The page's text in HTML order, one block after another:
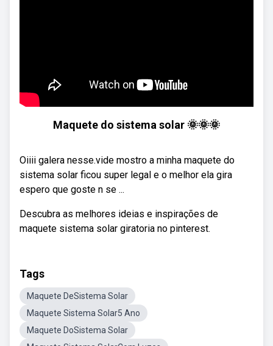
Maquete do sistema solar 🌞🌞🌞
Oiiii galera nesse.vide mostro a minha maquete do
sistema solar ficou super legal e o melhor ela gira
espero que goste n se ...
Descubra as melhores ideias e inspirações de
maquete sistema solar giratoria no pinterest.
Tags
Maquete DeSistema Solar
Maquete Sistema Solar5 Ano
Maquete DoSistema Solar